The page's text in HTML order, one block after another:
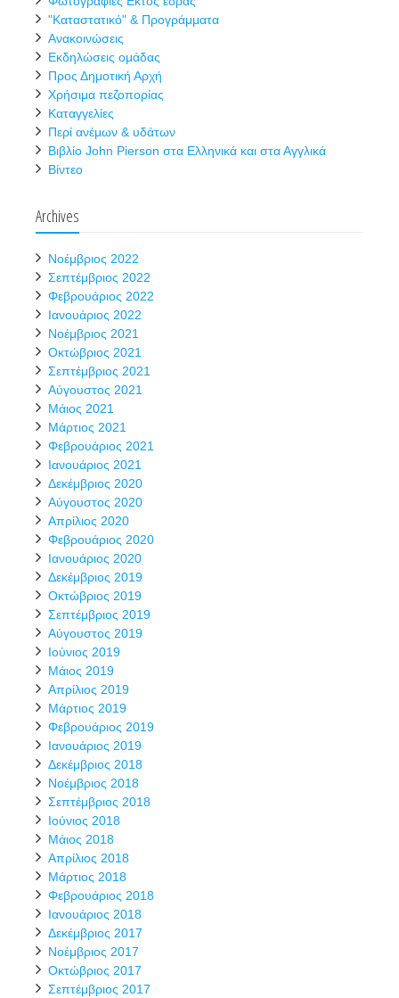
"Καταστατικό" & Προγράμματα
Ανακοινώσεις
Εκδηλώσεις ομάδας
Προς Δημοτική Αρχή
Χρήσιμα πεζοπορίας
Καταγγελίες
Περί ανέμων & υδάτων
Βιβλίο John Pierson στα Ελληνικά και στα Αγγλικά
Βίντεο
Archives
Νοέμβριος 2022
Σεπτέμβριος 2022
Φεβρουάριος 2022
Ιανουάριος 2022
Νοέμβριος 2021
Οκτώβριος 2021
Σεπτέμβριος 2021
Αύγουστος 2021
Μάιος 2021
Μάρτιος 2021
Φεβρουάριος 2021
Ιανουάριος 2021
Δεκέμβριος 2020
Αύγουστος 2020
Απρίλιος 2020
Φεβρουάριος 2020
Ιανουάριος 2020
Δεκέμβριος 2019
Οκτώβριος 2019
Σεπτέμβριος 2019
Αύγουστος 2019
Ιούνιος 2019
Μάιος 2019
Απρίλιος 2019
Μάρτιος 2019
Φεβρουάριος 2019
Ιανουάριος 2019
Δεκέμβριος 2018
Νοέμβριος 2018
Σεπτέμβριος 2018
Ιούνιος 2018
Μάιος 2018
Απρίλιος 2018
Μάρτιος 2018
Φεβρουάριος 2018
Ιανουάριος 2018
Δεκέμβριος 2017
Νοέμβριος 2017
Οκτώβριος 2017
Σεπτέμβριος 2017